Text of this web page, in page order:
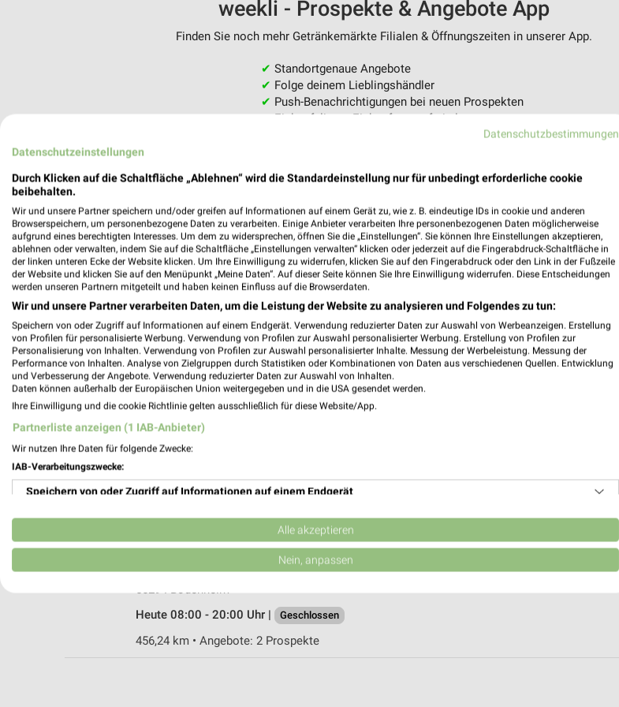
weekli - Prospekte & Angebote App
Finden Sie noch mehr Getränkemärkte Filialen & Öffnungszeiten in unserer App.
✔ Standortgenaue Angebote
✔ Folge deinem Lieblingshändler
✔ Push-Benachrichtigungen bei neuen Prospekten
✔Einkaufsliste - Einkauf stressfrei planen
alldrink Biebesheim
64584 Biebesheim
Heute 09:00 - 18:30 Uhr | Geschlossen
Logo Getränke-Fachmarkt Bodenheim
Lange Ruthe 5b
55294 Bodenheim
Heute 08:00 - 20:00 Uhr |
Geschlossen
456,24 km • Angebote: 2 Prospekte
Datenschutzbestimmungen
Datenschutzeinstellungen
Durch Klicken auf die Schaltfläche „Ablehnen“ wird die Standardeinstellung nur für unbedingt erforderliche cookie
beibehalten.
Wir und unsere Partner speichern und/oder greifen auf Informationen auf einem Gerät zu, wie z. B. eindeutige IDs in cookie und anderen
Browserspeichern, um personenbezogene Daten zu verarbeiten. Einige Anbieter verarbeiten Ihre personenbezogenen Daten möglicherweise
aufgrund eines berechtigten Interesses. Um dem zu widersprechen, öffnen Sie die „Einstellungen“. Sie können Ihre Einstellungen akzeptieren,
ablehnen oder verwalten, indem Sie auf die Schaltfläche „Einstellungen verwalten“ klicken oder jederzeit auf die Fingerabdruck-Schaltfläche in
der linken unteren Ecke der Website klicken. Um Ihre Einwilligung zu widerrufen, klicken Sie auf den Fingerabdruck oder den Link in der Fußzeile
der Website und klicken Sie auf den Menüpunkt „Meine Daten“. Auf dieser Seite können Sie Ihre Einwilligung widerrufen. Diese Entscheidungen
werden unseren Partnern mitgeteilt und haben keinen Einfluss auf die Browserdaten.
Wir und unsere Partner verarbeiten Daten, um die Leistung der Website zu analysieren und Folgendes zu tun:
Speichern von oder Zugriff auf Informationen auf einem Endgerät. Verwendung reduzierter Daten zur Auswahl von Werbeanzeigen. Erstellung
von Profilen für personalisierte Werbung. Verwendung von Profilen zur Auswahl personalisierter Werbung. Erstellung von Profilen zur
Personalisierung von Inhalten. Verwendung von Profilen zur Auswahl personalisierter Inhalte. Messung der Werbeleistung. Messung der
Performance von Inhalten. Analyse von Zielgruppen durch Statistiken oder Kombinationen von Daten aus verschiedenen Quellen. Entwicklung
und Verbesserung der Angebote. Verwendung reduzierter Daten zur Auswahl von Inhalten.
Daten können außerhalb der Europäischen Union weitergegeben und in die USA gesendet werden.
Ihre Einwilligung und die cookie Richtlinie gelten ausschließlich für diese Website/App.
Partnerliste anzeigen (1 IAB-Anbieter)
Wir nutzen Ihre Daten für folgende Zwecke:
IAB-Verarbeitungszwecke:
Speichern von oder Zugriff auf Informationen auf einem Endgerät
Verwendung reduzierter Daten zur Auswahl von Werbeanzeigen
Erstellung von Profilen für personalisierte Werbung
Erstellung von Profilen zur Personalisierung von Inhalten
Alle akzeptieren
Nein, anpassen